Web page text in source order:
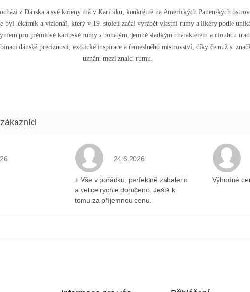
z Dánska a své kořeny má v Karibiku, konkrétně na Amerických Panenských
byl lékárník a vizionář, který v 19. století začal vyrábět vlastní rumy a likéry podle
pro prémiové karibské rumy s bohatým, jemně sladkým charakterem a dlouhou
dánské preciznosti, exotické inspirace a řemeslného mistrovství, díky čemuž si
uznání mezi znalci rumu.
obchodu je 5 z 5 hvězdiček. Hodnocení obchodu je 5 z 5 hvězdiček.
24.6.2026
+ Vše v pořádku, perfektně zabaleno
a velice rychle doručeno. Ještě k
tomu za příjemnou cenu.
Výhodné